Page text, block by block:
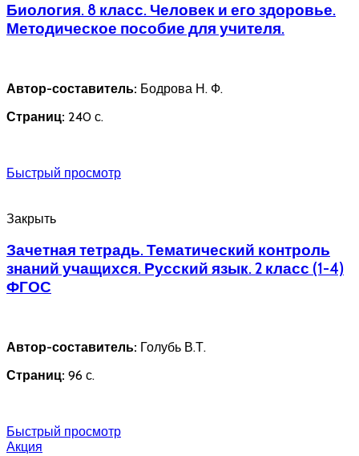
Биология. 8 класс. Человек и его здоровье.
Методическое пособие для учителя.
Автор-составитель: Бодрова Н. Ф.
Страниц: 240 с.
Быстрый просмотр
Закрыть
Зачетная тетрадь. Тематический контроль
знаний учащихся. Русский язык. 2 класс (1-4)
ФГОС
Автор-составитель: Голубь В.Т.
Страниц: 96 с.
Быстрый просмотр
Акция